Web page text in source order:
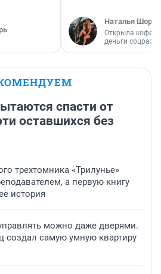
Наталья
Открыла
деньги
спасти от
оставшихся без
трехтомника «Трилунье»
а первую книгу
история
можно даже дверями.
создал самую умную квартиру